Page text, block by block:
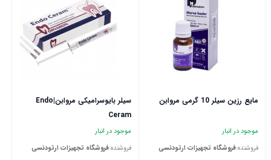
مایع رزین سیلر 10 گرمی مروابن
موجود در انبار
فروشنده:فروشگاه تجهیزات ارتودنسی
سیلر بایوسرامیکی مروابن|Endo
Ceram
موجود در انبار
فروشنده:فروشگاه تجهیزات ارتودنسی